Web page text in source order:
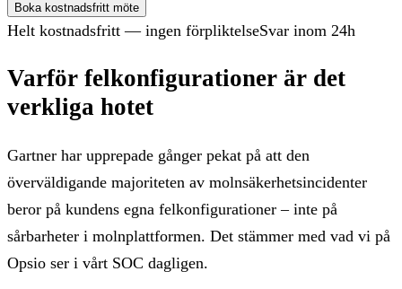
Boka kostnadsfritt möte
Helt kostnadsfritt — ingen förpliktelseSvar inom 24h
Varför felkonfigurationer är det
verkliga hotet
Gartner har upprepade gånger pekat på att den
överväldigande majoriteten av molnsäkerhetsincidenter
beror på kundens egna felkonfigurationer – inte på
sårbarheter i molnplattformen. Det stämmer med vad vi på
Opsio ser i vårt SOC dagligen.